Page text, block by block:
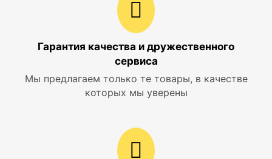
Гарантия качества и дружественного
сервиса
Мы предлагаем только те товары, в качестве
которых мы уверены